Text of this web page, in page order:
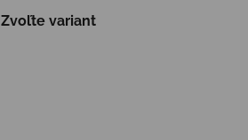
Zvoľte variant